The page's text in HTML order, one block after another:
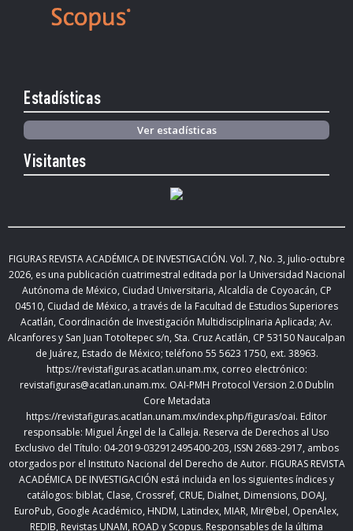
Estadísticas
Ver estadísticas
Visitantes
FIGURAS REVISTA ACADÉMICA DE INVESTIGACIÓN. Vol. 7, No. 3, julio-octubre
2026, es una publicación cuatrimestral editada por la Universidad Nacional
Autónoma de México, Ciudad Universitaria, Alcaldía de Coyoacán, CP
04510, Ciudad de México, a través de la Facultad de Estudios Superiores
Acatlán, Coordinación de Investigación Multidisciplinaria Aplicada; Av.
Alcanfores y San Juan Totoltepec s/n, Sta. Cruz Acatlán, CP 53150 Naucalpan
de Juárez, Estado de México; teléfono 55 5623 1750, ext. 38963.
https://revistafiguras.acatlan.unam.mx, correo electrónico:
revistafiguras@acatlan.unam.mx. OAI-PMH Protocol Version 2.0 Dublin
Core Metadata
https://revistafiguras.acatlan.unam.mx/index.php/figuras/oai. Editor
responsable: Miguel Ángel de la Calleja. Reserva de Derechos al Uso
Exclusivo del Título: 04-2019-032912495400-203, ISSN 2683-2917, ambos
otorgados por el Instituto Nacional del Derecho de Autor. FIGURAS REVISTA
ACADÉMICA DE INVESTIGACIÓN está incluida en los siguientes índices y
catálogos: biblat, Clase, Crossref, CRUE, Dialnet, Dimensions, DOAJ,
EuroPub, Google Académico, HNDM, Latindex, MIAR, Mir@bel, OpenAlex,
REDIB, Revistas UNAM, ROAD y Scopus. Responsables de la última